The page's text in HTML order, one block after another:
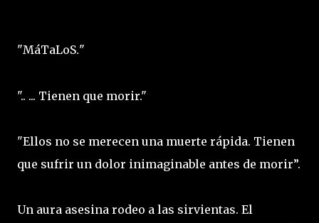
"MáTaLoS."
".. ... Tienen que morir."
"Ellos no se merecen una muerte rápida. Tienen
que sufrir un dolor inimaginable antes de morir”.
Un aura asesina rodeo a las sirvientas. El